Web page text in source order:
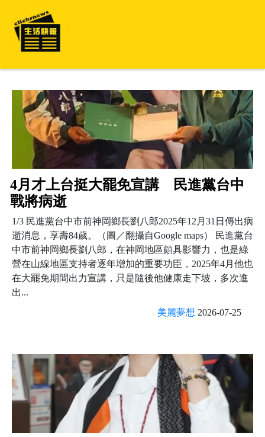
4月才上台挺大罷免宣講 民進黨台中
戰將病逝
1/3 民進黨台中市前神岡鄉長劉八郎2025年12月31日傳出病
逝消息，享壽84歲。（圖／翻攝自Google maps） 民進黨台
中市前神岡鄉長劉八郎，在神岡地區頗具影響力，也是綠
營在山線地區支持者逐年增加的重要功臣，2025年4月他也
在大罷免期間出力宣講，只是隨後他健康走下坡，多次進
出...
美麗夢想 2026-07-25